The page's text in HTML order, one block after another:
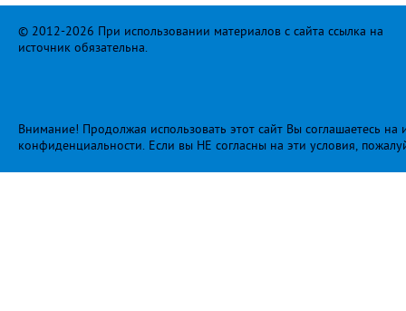
© 2012-2026 При использовании материалов с сайта ссылка на
источник обязательна.
Внимание! Продолжая использовать этот сайт Вы соглашаетесь
конфиденциальности. Если вы НЕ согласны на эти условия,